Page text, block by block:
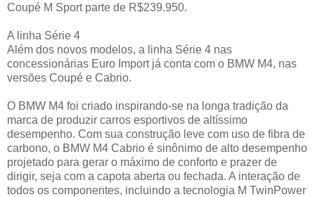
Coupé M Sport parte de R$239.950.
A linha Série 4
Além dos novos modelos, a linha Série 4 nas
concessionárias Euro Import já conta com o BMW M4, nas
versões Coupé e Cabrio.
O BMW M4 foi criado inspirando-se na longa tradição da
marca de produzir carros esportivos de altíssimo
desempenho. Com sua construção leve com uso de fibra de
carbono, o BMW M4 Cabrio é sinônimo de alto desempenho
projetado para gerar o máximo de conforto e prazer de
dirigir, seja com a capota aberta ou fechada. A interação de
todos os componentes, incluindo a tecnologia M TwinPower